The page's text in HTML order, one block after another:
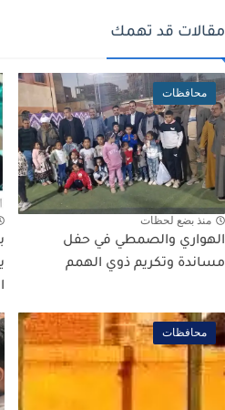
مقالات قد تهمك
محافظات
منذ بضع لحظات
الهواري والصمطي في حفل
مساندة وتكريم ذوي الهمم
محافظات